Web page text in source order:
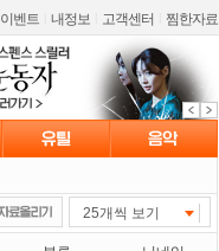
이벤트 내정보 고객센터 찜한자료
25개씩 보기